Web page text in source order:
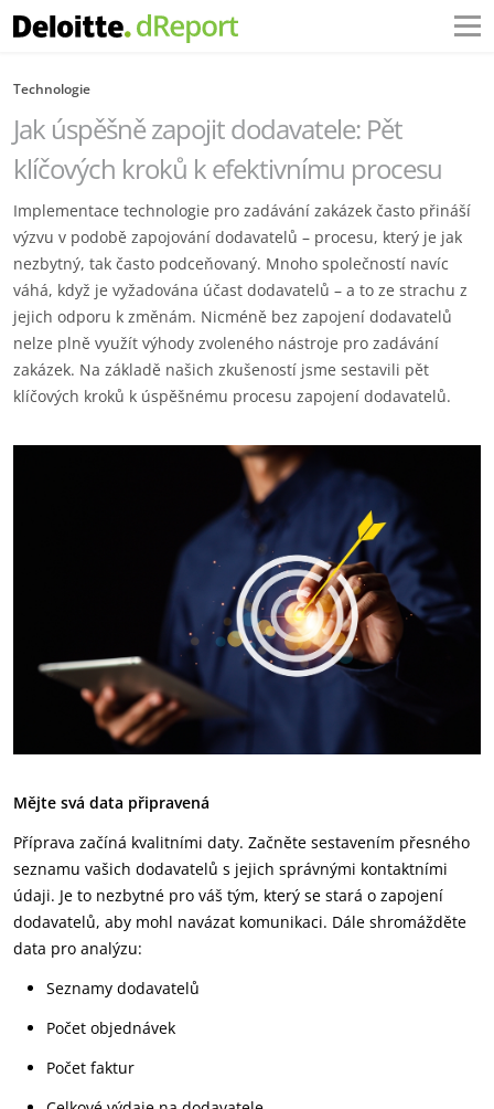
Technologie
Jak úspěšně zapojit dodavatele: Pět
klíčových kroků k efektivnímu procesu
Implementace technologie pro zadávání zakázek často přináší
výzvu v podobě zapojování dodavatelů – procesu, který je jak
nezbytný, tak často podceňovaný. Mnoho společností navíc
váhá, když je vyžadována účast dodavatelů – a to ze strachu z
jejich odporu k změnám. Nicméně bez zapojení dodavatelů
nelze plně využít výhody zvoleného nástroje pro zadávání
zakázek. Na základě našich zkušeností jsme sestavili pět
klíčových kroků k úspěšnému procesu zapojení dodavatelů.
Mějte svá data připravená
Příprava začíná kvalitními daty. Začněte sestavením přesného
seznamu vašich dodavatelů s jejich správnými kontaktními
údaji. Je to nezbytné pro váš tým, který se stará o zapojení
dodavatelů, aby mohl navázat komunikaci. Dále shromážděte
data pro analýzu:
Seznamy dodavatelů
Počet objednávek
Počet faktur